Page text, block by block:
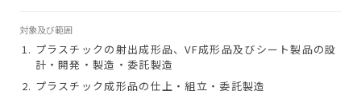
対象及び範囲
プラスチックの射出成形品、VF成形品及びシート製品の設
計・開発・製造・委託製造
プラスチック成形品の仕上・組立・委託製造